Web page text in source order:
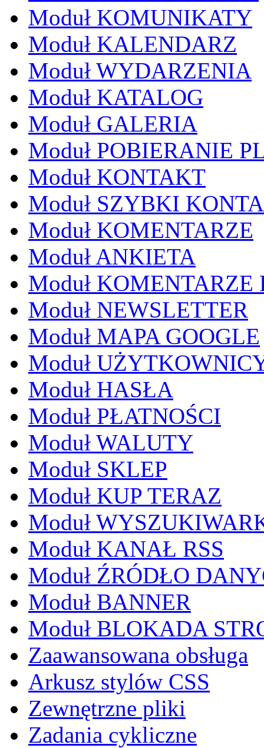
Moduł KOMUNIKATY
Moduł KALENDARZ
Moduł WYDARZENIA
Moduł KATALOG
Moduł GALERIA
Moduł POBIERANIE
Moduł KONTAKT
Moduł SZYBKI
Moduł KOMENTARZE
Moduł ANKIETA
Moduł KOMENTARZE
Moduł NEWSLETTER
Moduł MAPA GOOGLE
Moduł
Moduł HASŁA
Moduł PŁATNOŚCI
Moduł WALUTY
Moduł SKLEP
Moduł KUP TERAZ
Moduł
Moduł KANAŁ RSS
Moduł ŹRÓDŁO
Moduł BANNER
Moduł BLOKADA
Zaawansowana obsługa
Arkusz stylów CSS
Zewnętrzne pliki
Zadania cykliczne